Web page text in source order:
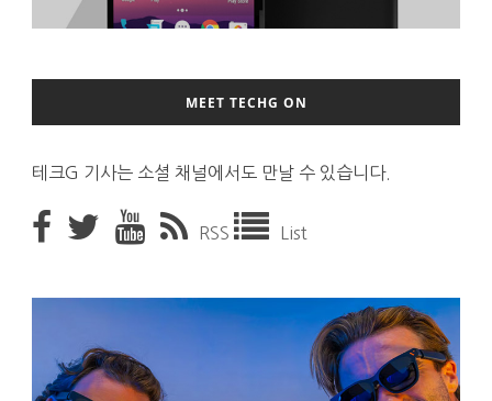
MEET TECHG ON
테크G 기사는 소셜 채널에서도 만날 수 있습니다.
RSS List